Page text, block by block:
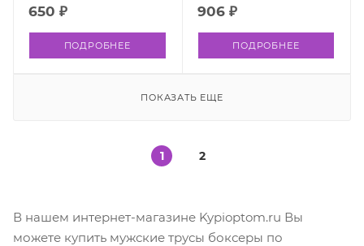
650 ₽
ПОДРОБНЕЕ
906 ₽
ПОДРОБНЕЕ
ПОКАЗАТЬ ЕЩЕ
1 2
В нашем интернет-магазине Kypioptom.ru Вы
можете купить мужские трусы боксеры по